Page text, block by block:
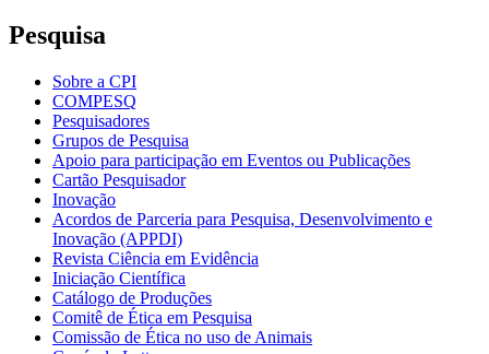
Pesquisa
Sobre a CPI
COMPESQ
Pesquisadores
Grupos de Pesquisa
Apoio para participação em Eventos ou Publicações
Cartão Pesquisador
Inovação
Acordos de Parceria para Pesquisa, Desenvolvimento e
Inovação (APPDI)
Revista Ciência em Evidência
Iniciação Científica
Catálogo de Produções
Comitê de Ética em Pesquisa
Comissão de Ética no uso de Animais